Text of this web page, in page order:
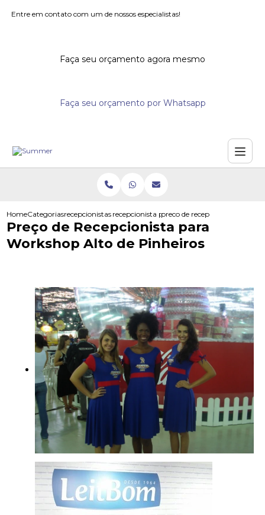
Entre em contato com um de nossos especialistas!
Faça seu orçamento agora mesmo
Faça seu orçamento por Whatsapp
HomeCategoriasrecepcionistas para eventos
recepcionista para feiraspreco de recepcionista para
Preço de Recepcionista para
Workshop Alto de Pinheiros